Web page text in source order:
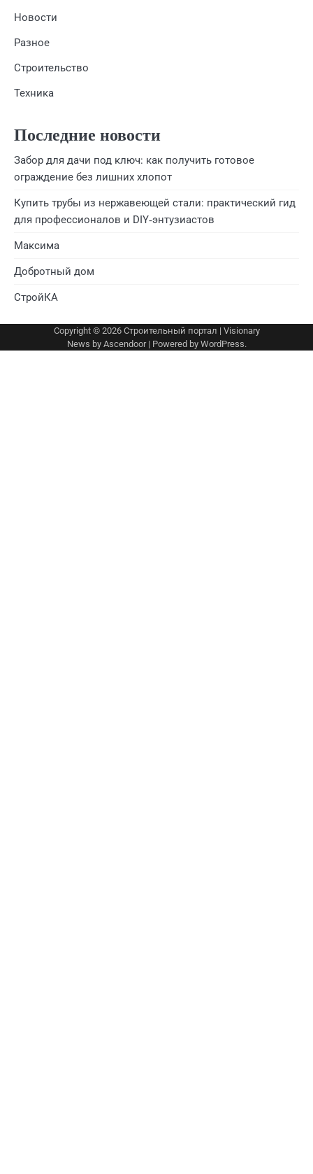
Новости
Разное
Строительство
Техника
Последние новости
Забор для дачи под ключ: как получить готовое
ограждение без лишних хлопот
Купить трубы из нержавеющей стали: практический гид
для профессионалов и DIY‑энтузиастов
Максима
Добротный дом
СтройКА
Copyright © 2026 Строительный портал | Visionary
News by Ascendoor| Powered by WordPress.